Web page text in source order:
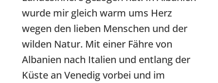
wurde mir gleich warm ums Herz
wegen den lieben Menschen und der
wilden Natur. Mit einer Fähre von
Albanien nach Italien und entlang der
Küste an Venedig vorbei und im